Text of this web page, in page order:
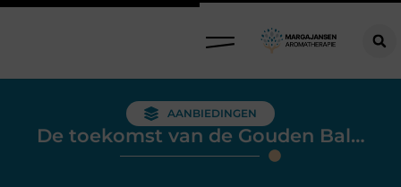
AANBIEDINGEN
De toekomst van de Gouden Bal…